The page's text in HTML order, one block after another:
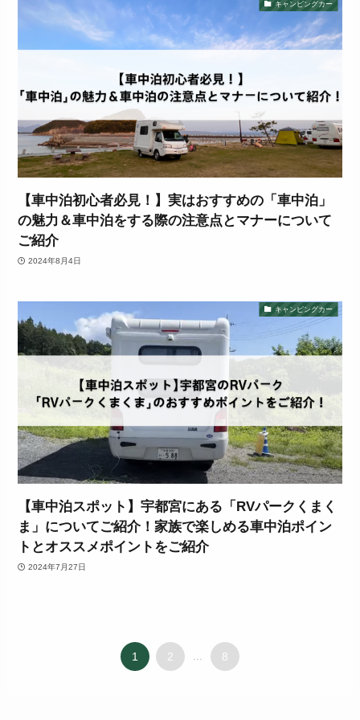
キャンピングカー
【車中泊初心者必見！】実はおすすめの「車中泊」
の魅力＆車中泊をする際の注意点とマナーについて
ご紹介
2024年8月4日
キャンピングカー
【車中泊スポット】宇都宮にある「RVパークくまく
ま」についてご紹介！家族で楽しめる車中泊ポイン
トとオススメポイントをご紹介
2024年7月27日
1 2 8